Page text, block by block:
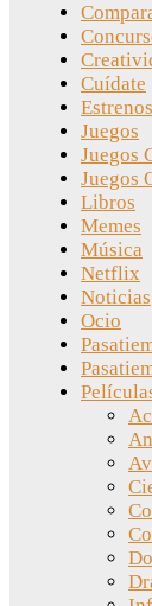
Cuídate
Juegos
Juegos
Juegos
Libros
Memes
Música
Netflix
Noticias
Ocio